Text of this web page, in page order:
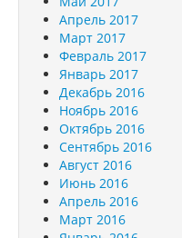
Апрель 2017
Март 2017
Февраль 2017
Январь 2017
Декабрь 2016
Ноябрь 2016
Октябрь 2016
Сентябрь 2016
Август 2016
Июнь 2016
Апрель 2016
Март 2016